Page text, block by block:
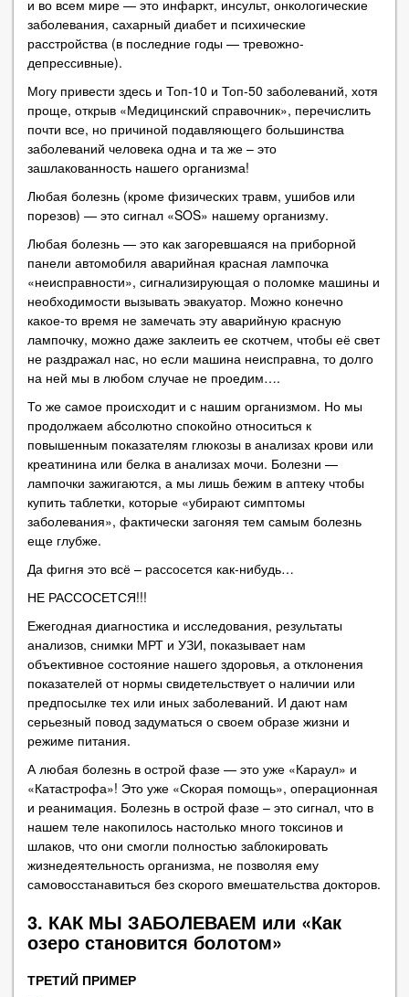
и во всем мире — это инфаркт, инсульт, онкологические
заболевания, сахарный диабет и психические
расстройства (в последние годы — тревожно-
депрессивные).
Могу привести здесь и Топ-10 и Топ-50 заболеваний, хотя
проще, открыв «Медицинский справочник», перечислить
почти все, но причиной подавляющего большинства
заболеваний человека одна и та же – это
зашлакованность нашего организма!
Любая болезнь (кроме физических травм, ушибов или
порезов) — это сигнал «SOS» нашему организму.
Любая болезнь — это как загоревшаяся на приборной
панели автомобиля аварийная красная лампочка
«неисправности», сигнализирующая о поломке машины и
необходимости вызывать эвакуатор. Можно конечно
какое-то время не замечать эту аварийную красную
лампочку, можно даже заклеить ее скотчем, чтобы её свет
не раздражал нас, но если машина неисправна, то долго
на ней мы в любом случае не проедим….
То же самое происходит и с нашим организмом. Но мы
продолжаем абсолютно спокойно относиться к
повышенным показателям глюкозы в анализах крови или
креатинина или белка в анализах мочи. Болезни —
лампочки зажигаются, а мы лишь бежим в аптеку чтобы
купить таблетки, которые «убирают симптомы
заболевания», фактически загоняя тем самым болезнь
еще глубже.
Да фигня это всё – рассосется как-нибудь…
НЕ РАССОСЕТСЯ!!!
Ежегодная диагностика и исследования, результаты
анализов, снимки МРТ и УЗИ, показывает нам
объективное состояние нашего здоровья, а отклонения
показателей от нормы свидетельствует о наличии или
предпосылке тех или иных заболеваний. И дают нам
серьезный повод задуматься о своем образе жизни и
режиме питания.
А любая болезнь в острой фазе — это уже «Караул» и
«Катастрофа»! Это уже «Скорая помощь», операционная
и реанимация. Болезнь в острой фазе – это сигнал, что в
нашем теле накопилось настолько много токсинов и
шлаков, что они смогли полностью заблокировать
жизнедеятельность организма, не позволяя ему
самовосстанавиться без скорого вмешательства докторов.
3. КАК МЫ ЗАБОЛЕВАЕМ или «Как
озеро становится болотом»
ТРЕТИЙ ПРИМЕР